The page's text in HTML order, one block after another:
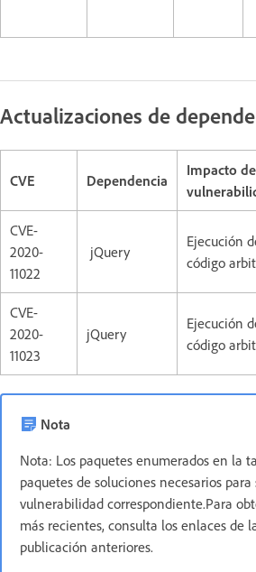
Actualizaciones de
CVE Dependencia
Impacto
CVE-
2020-
11022
jQuery
Ejecución
código
CVE-
2020-
11023
jQuery
Ejecución
código
Nota
Nota: Los paquetes enumerados en la
paquetes de soluciones necesarios
vulnerabilidad correspondiente.Para
más recientes, consulta los enlaces de
publicación anteriores.